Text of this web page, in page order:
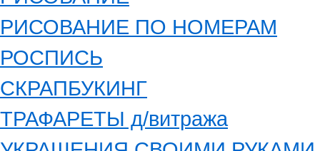
РИСОВАНИЕ ПО НОМЕРАМ
РОСПИСЬ
СКРАПБУКИНГ
ТРАФАРЕТЫ д/витража